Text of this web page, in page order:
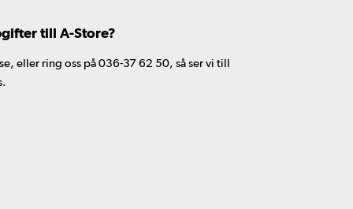
till A-Store?
eller ring oss på 036-37 62 50, så ser vi till